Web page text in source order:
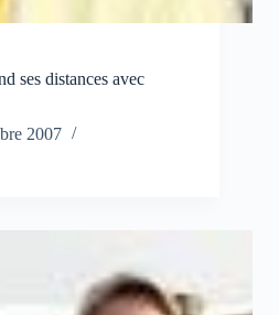
ses distances avec
2007